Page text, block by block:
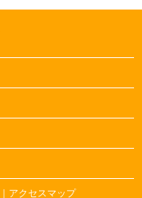
｜アクセスマップ